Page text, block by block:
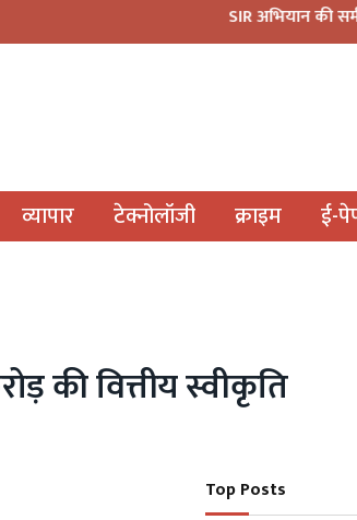
SIR अभियान की समीक्षा: BLO और
व्यापार टेक्नोलॉजी क्राइम ई-
की वित्तीय स्वीकृति
Top Posts